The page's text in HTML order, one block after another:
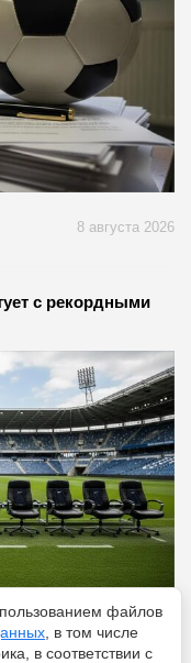
8 августа 2026
с рекордными
8 августа 2026
файлов
, в том числе
в соответствии с